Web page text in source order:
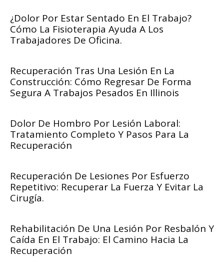
¿Dolor Por Estar Sentado En El Trabajo?
Cómo La Fisioterapia Ayuda A Los
Trabajadores De Oficina.
Recuperación Tras Una Lesión En La
Construcción: Cómo Regresar De Forma
Segura A Trabajos Pesados En Illinois
Dolor De Hombro Por Lesión Laboral:
Tratamiento Completo Y Pasos Para La
Recuperación
Recuperación De Lesiones Por Esfuerzo
Repetitivo: Recuperar La Fuerza Y Evitar La
Cirugía.
Rehabilitación De Una Lesión Por Resbalón Y
Caída En El Trabajo: El Camino Hacia La
Recuperación